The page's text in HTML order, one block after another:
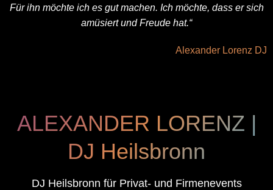
Für ihn möchte ich es gut machen. Ich möchte, dass er sich
amüsiert und Freude hat.“
Alexander Lorenz DJ
ALEXANDER LORENZ |
DJ Heilsbronn
DJ Heilsbronn für Privat- und Firmenevents